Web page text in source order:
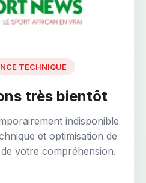
TECHNIQUE
très bientôt
indisponible
et optimisation de
votre compréhension.